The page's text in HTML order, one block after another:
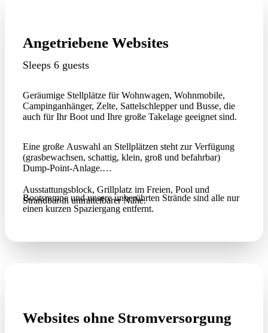
Angetriebene Websites
Sleeps 6 guests
Geräumige Stellplätze für Wohnwagen, Wohnmobile,
Campinganhänger, Zelte, Sattelschlepper und Busse, die
auch für Ihr Boot und Ihre große Takelage geeignet sind.
Eine große Auswahl an Stellplätzen steht zur Verfügung
(grasbewachsen, schattig, klein, groß und befahrbar)
Dump-Point-Anlage.
Ausstattungsblock, Grillplatz im Freien, Pool und
Strandbar in unmittelbarer Nähe.
Bootsrampe und unsere unberührten Strände sind alle nur
einen kurzen Spaziergang entfernt.
Websites ohne Stromversorgung